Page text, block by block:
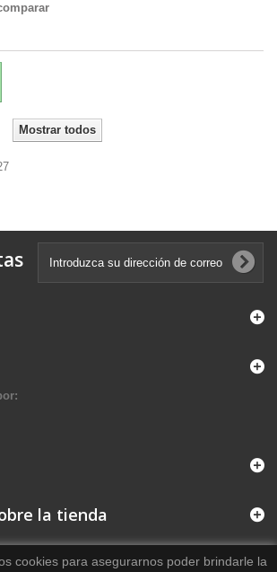
Mostrar todos
la tienda
cookies para asegurarnos poder brindarle la